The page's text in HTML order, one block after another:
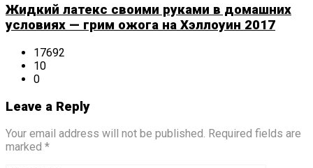
Жидкий латекс своими руками в домашних
условиях — грим ожога на Хэллоуин 2017
17692
10
0
Leave a Reply
Your email address will not be published. Required fields are
marked *